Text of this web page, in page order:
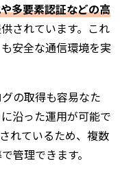
多要素認証などの高
されています。これ
安全な通信環境を実
の取得も容易なた
沿った運用が可能で
れているため、複数
管理できます。